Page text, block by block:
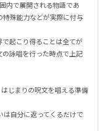
内で展開される物語であ
特殊能力などが実際に付与
で起こり得ることは全てが
の詠唱を行った時点で上記
じまりの呪文を唱える準備
は自分に返ってくるだけで